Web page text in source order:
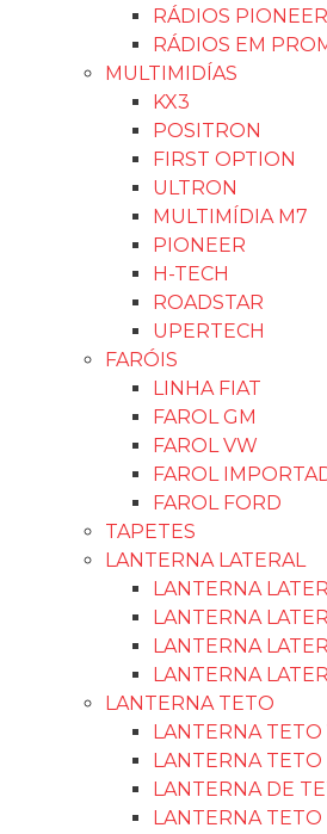
RÁDIOS PIONEER
RÁDIOS EM
MULTIMIDÍAS
KX3
POSITRON
FIRST OPTION
ULTRON
MULTIMÍDIA M7
PIONEER
H-TECH
ROADSTAR
UPERTECH
FARÓIS
LINHA FIAT
FAROL GM
FAROL VW
FAROL
FAROL FORD
TAPETES
LANTERNA LATERAL
LANTERNA
LANTERNA
LANTERNA
LANTERNA
LANTERNA TETO
LANTERNA TETO
LANTERNA TETO
LANTERNA DE
LANTERNA TETO